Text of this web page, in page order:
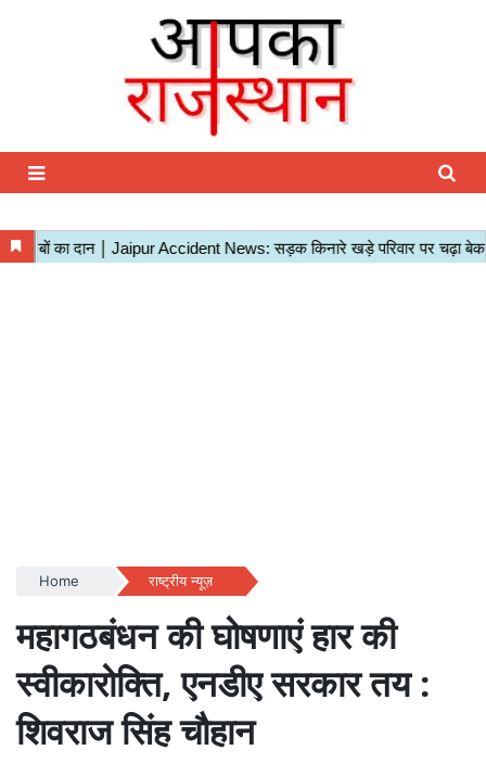
Home राष्ट्रीय न्यूज़
महागठबंधन की घोषणाएं हार की
स्वीकारोक्ति, एनडीए सरकार तय :
शिवराज सिंह चौहान